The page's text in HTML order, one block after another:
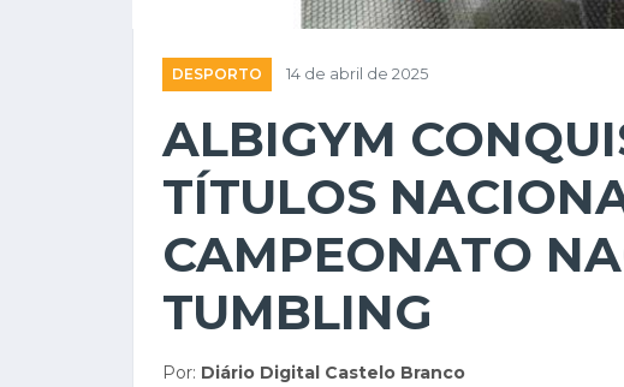
DESPORTO 14 de abril de 2025
ALBIGYM
TÍTULOS
CAMPEONATO
TUMBLING
Por: Diário Digital Castelo Branco